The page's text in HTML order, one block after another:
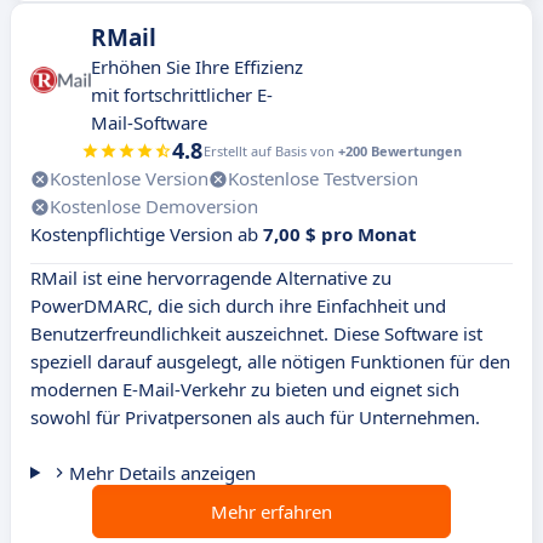
RMail
Erhöhen Sie Ihre Effizienz
mit fortschrittlicher E-
Mail-Software
4.8Erstellt auf Basis von +200 Bewertungen
Kostenlose Version
Kostenlose Testversion
Kostenlose Demoversion
Kostenpflichtige Version ab 7,00 $ pro Monat
RMail ist eine hervorragende Alternative zu
PowerDMARC, die sich durch ihre Einfachheit und
Benutzerfreundlichkeit auszeichnet. Diese Software ist
speziell darauf ausgelegt, alle nötigen Funktionen für den
modernen E-Mail-Verkehr zu bieten und eignet sich
sowohl für Privatpersonen als auch für Unternehmen.
Mehr Details anzeigen
Mehr erfahren